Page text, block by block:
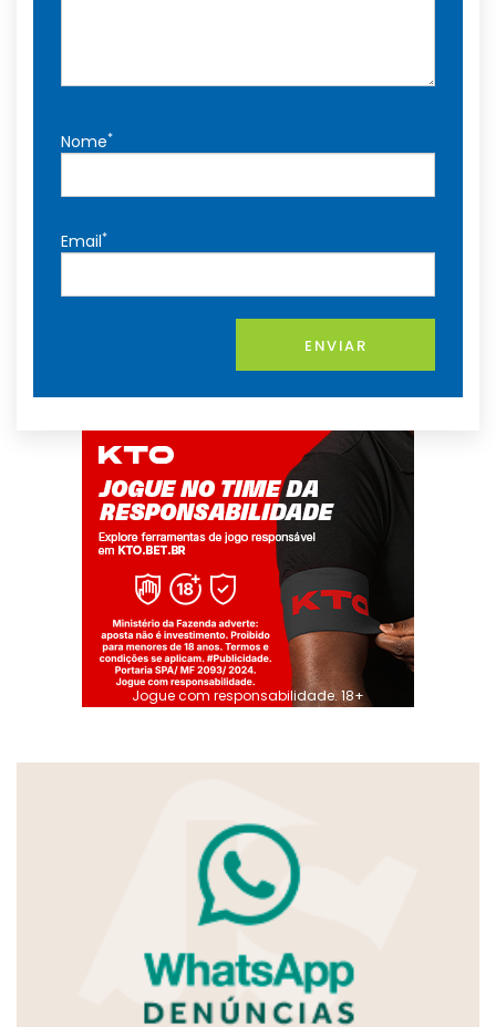
Nome*
Email*
ENVIAR
Jogue com responsabilidade. 18+